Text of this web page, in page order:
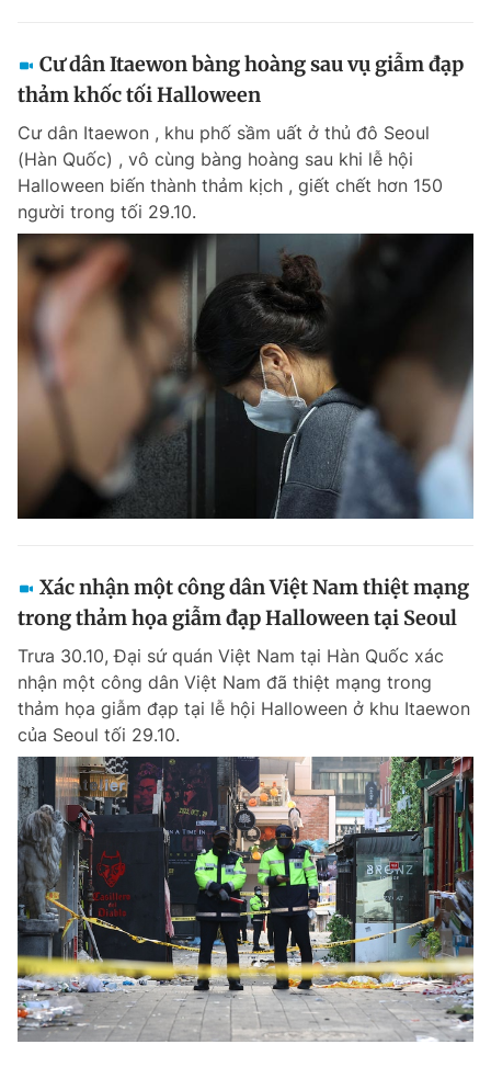
Tổng thư ký tòa soạn: Đức Trung
Giấy phép xuất bản số 110/GP - BTTTT cấp ngày 24.3.2020
© 2003-2026 Bản quyền thuộc về Báo Thanh Niên. Cấm sao chép
dưới mọi hình thức nếu không có sự chấp thuận bằng văn bản.
Phát triển bởi ePi Technologies, JSC.
Cư dân Itaewon bàng hoàng sau vụ giẫm đạp
thảm khốc tối Halloween
Cư dân Itaewon , khu phố sầm uất ở thủ đô Seoul
(Hàn Quốc) , vô cùng bàng hoàng sau khi lễ hội
Halloween biến thành thảm kịch , giết chết hơn 150
người trong tối 29.10.
Xác nhận một công dân Việt Nam thiệt mạng
trong thảm họa giẫm đạp Halloween tại Seoul
Trưa 30.10, Đại sứ quán Việt Nam tại Hàn Quốc xác
nhận một công dân Việt Nam đã thiệt mạng trong
thảm họa giẫm đạp tại lễ hội Halloween ở khu Itaewon
của Seoul tối 29.10.